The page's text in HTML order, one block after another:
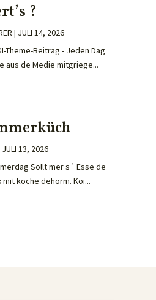
?
| JULI 14, 2026
Theme-Beitrag - Jeden Dag
aus de Medie mitgriege...
JULI 13, 2026
Sollt mer s´ Esse de
koche dehorm. Koi...